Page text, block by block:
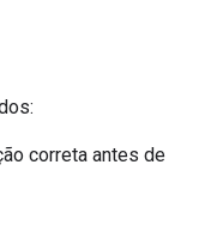
correta antes de